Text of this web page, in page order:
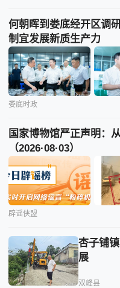
何朝晖到娄底经开区调
制宜发展新质生产力
娄底时政
国家博物馆严正声明：
（2026·08·03）
辟谣侠盟
杏子铺镇筑
展
双峰县